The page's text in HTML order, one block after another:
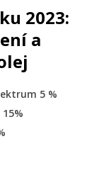
2023:
a
5 %